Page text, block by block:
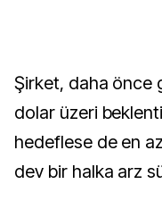
Şirket, daha önce
dolar üzeri
hedeflese de en
dev bir halka arz